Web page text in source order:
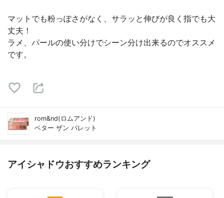
マットでも粉っぽさがなく、サラッと伸びが良く指でも大
丈夫！
ラメ、パールの使い分けでシーン分け出来るのでオススメ
です。
rom&nd(ロムアンド)
ベター ザン パレット
アイシャドウおすすめランキング